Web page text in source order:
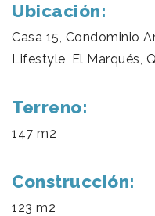
Ubicación:
Casa 15, Condominio
Lifestyle, El Marqués,
Terreno:
147 m2
Construcción:
123 m2